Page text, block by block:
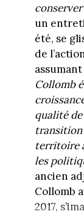
un
été, se
de
Collomb
qualité de
transition
territoire
les
ancien
Collomb
2017,